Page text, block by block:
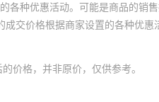
种优惠活动。可能是商品的销
交价格根据商家设置的各种优惠
价格，并非原价，仅供参考。